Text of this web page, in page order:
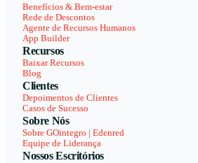
Benefícios & Bem-estar
Rede de Descontos
Agente de Recursos Humanos
App Builder
Recursos
Baixar Recursos
Blog
Clientes
Depoimentos de Clientes
Casos de Sucesso
Sobre Nós
Sobre GOintegro | Edenred
Equipe de Liderança
Nossos Escritórios